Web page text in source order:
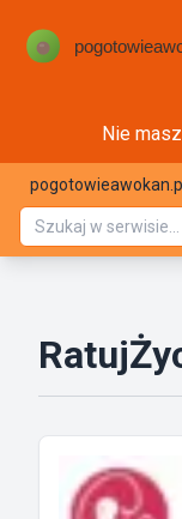
Nie
pogotowieawokan.pl